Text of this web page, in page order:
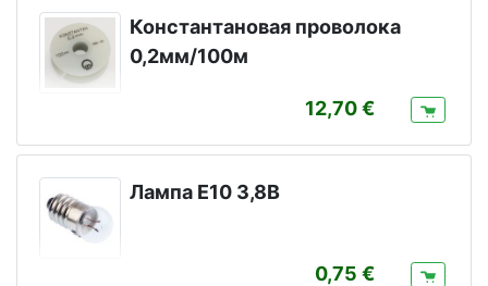
Константановая проволока
0,2мм/100м
12,70
Лампа Е10 3,8В
0,75